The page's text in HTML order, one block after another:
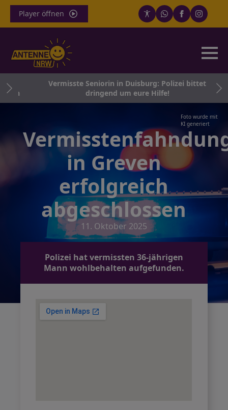
Player öffnen
Vermisste Seniorin in Duisburg: Polizei bittet
dringend um eure Hilfe!
Foto wurde mit
KI generiert
in Greven
erfolgreich
abgeschlossen
11. Oktober 2025
Polizei hat vermissten 36-jährigen
Mann wohlbehalten aufgefunden.